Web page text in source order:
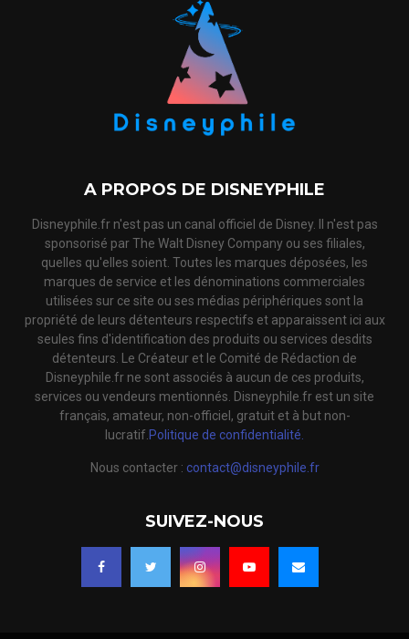
A PROPOS DE DISNEYPHILE
Disneyphile.fr n'est pas un canal officiel de Disney. Il n'est pas
sponsorisé par The Walt Disney Company ou ses filiales,
quelles qu'elles soient. Toutes les marques déposées, les
marques de service et les dénominations commerciales
utilisées sur ce site ou ses médias périphériques sont la
propriété de leurs détenteurs respectifs et apparaissent ici aux
seules fins d'identification des produits ou services desdits
détenteurs. Le Créateur et le Comité de Rédaction de
Disneyphile.fr ne sont associés à aucun de ces produits,
services ou vendeurs mentionnés. Disneyphile.fr est un site
français, amateur, non-officiel, gratuit et à but non-
lucratif. Politique de confidentialité.
Nous contacter : contact@disneyphile.fr
SUIVEZ-NOUS